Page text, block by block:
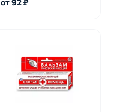
от 92 ₽